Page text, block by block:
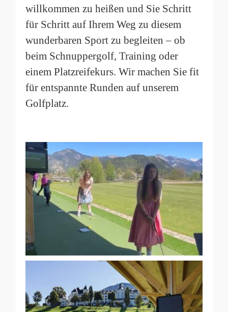
willkommen zu heißen und Sie Schritt
für Schritt auf Ihrem Weg zu diesem
wunderbaren Sport zu begleiten – ob
beim Schnuppergolf, Training oder
einem Platzreifekurs. Wir machen Sie fit
für entspannte Runden auf unserem
Golfplatz.